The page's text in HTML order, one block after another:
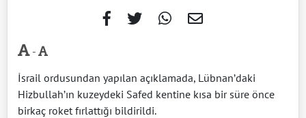
-
İsrail ordusundan yapılan açıklamada, Lübnan’daki
Hizbullah’ın kuzeydeki Safed kentine kısa bir süre önce
birkaç roket fırlattığı bildirildi.